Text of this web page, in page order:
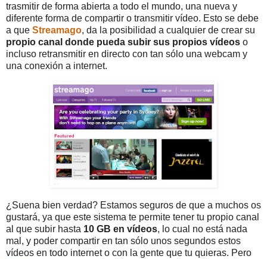
trasmitir de forma abierta a todo el mundo, una nueva y
diferente forma de compartir o transmitir vídeo. Esto se debe
a que Streamago, da la posibilidad a cualquier de crear su
propio canal donde pueda subir sus propios vídeos o
incluso retransmitir en directo con tan sólo una webcam y
una conexión a internet.
¿Suena bien verdad? Estamos seguros de que a muchos os
gustará, ya que este sistema te permite tener tu propio canal
al que subir hasta 10 GB en vídeos, lo cual no está nada
mal, y poder compartir en tan sólo unos segundos estos
vídeos en todo internet o con la gente que tu quieras. Pero